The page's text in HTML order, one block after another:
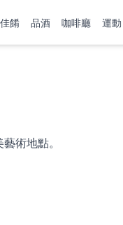
餚 品酒 咖啡廳 運動
術地點。